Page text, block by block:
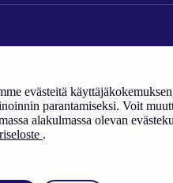
evästeitä
parantamiseksi. Voit
alakulmassa olevan
.
edistäminen).